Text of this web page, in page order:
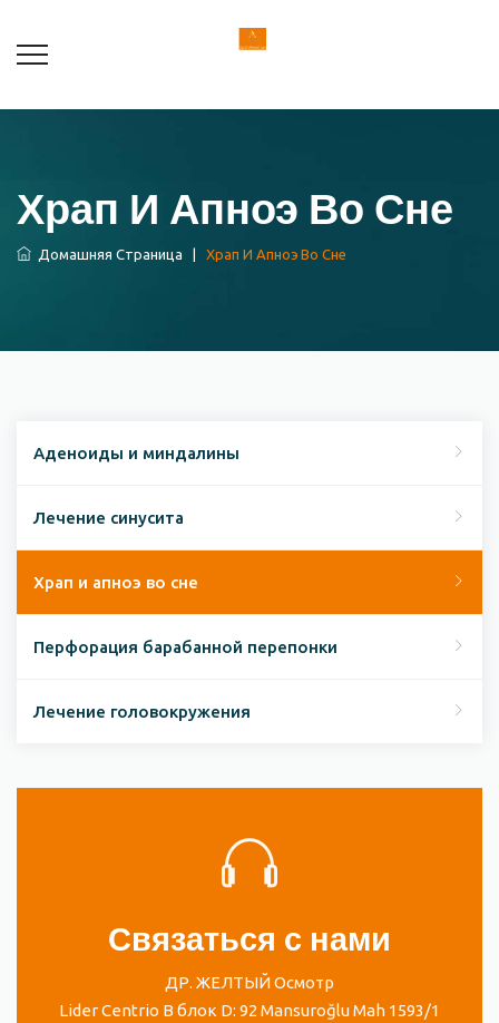
Храп И Апноэ Во Сне
Домашняя Страница Храп И Апноэ Во Сне
Аденоиды и миндалины
Лечение синусита
Храп и апноэ во сне
Перфорация барабанной перепонки
Лечение головокружения
Связаться с нами
ДР. ЖЕЛТЫЙ Осмотр
Lider Centrio B блок D: 92 Mansuroğlu Mah 1593/1